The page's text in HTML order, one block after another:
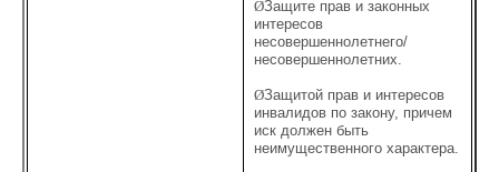
ØЗащите прав и законных
интересов
несовершеннолетнего/
несовершеннолетних.
ØЗащитой прав и интересов
инвалидов по закону, причем
иск должен быть
неимущественного характера.